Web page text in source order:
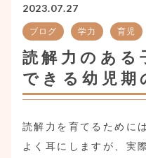
2023.07.27
ブログ 学力 育児
読解力のある
できる幼児期
読解力を育てるために
よく耳にしますが、実